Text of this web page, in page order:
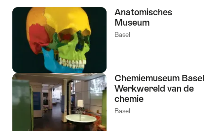
Anatomisches
Museum
Basel
Chemiemuseum Basel
Werkwereld van de
chemie
Basel